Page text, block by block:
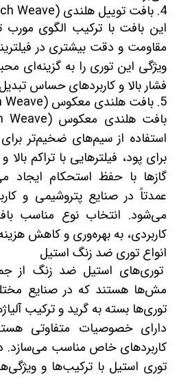
4. بافت توییل هلندی (Twill Dutch Weave)
این بافت با ترکیب الگوی مورب
مقاومت و دقت بیشتری در
ویژگی این توری را به گزینه‌ای
فشار بالا و کاربردهای حساس
5. بافت هلندی معکوس (Reversed Dutch Weave)
استفاده از سیم‌های ضخیم‌تر
برای پود، فیلترهایی با تراکم
گازها با حفظ استحکام ایجاد
عمدتاً در صنایع پتروشیمی و
می‌شود. انتخاب نوع مناسب
کاربردی، به بهره‌وری و کاهش
انواع توری ضد زنگ استیل
توری‌های استیل ضد زنگ از
مش‌ها هستند که در صنایع
توری‌ها بسته به گرید و ترکیب
دارای خصوصیات متفاوتی
کاربردهای خاص مناسب می‌سازد.
توری استیل با ترکیب‌ها و